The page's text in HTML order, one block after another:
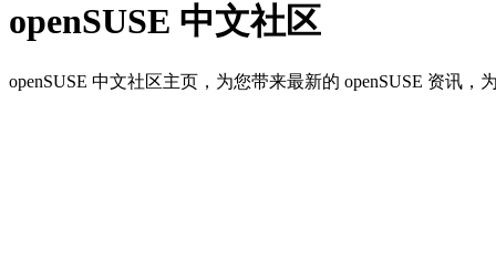
openSUSE 中文社区
openSUSE 中文社区主页，为您带来最新的 openSUSE 资讯，